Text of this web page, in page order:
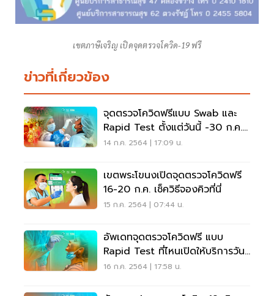
เขตภาษีเจริญ เปิดจุดตรวจโควิด-19 ฟรี
ข่าวที่เกี่ยวข้อง
จุดตรวจโควิดฟรีแบบ Swab และ
Rapid Test ตั้งแต่วันนี้ -30 ก.ค.
มีที่ไหนบ้าง
14 ก.ค. 2564 | 17:09 น.
เขตพระโขนงเปิดจุดตรวจโควิดฟรี
16-20 ก.ค. เช็ควิธีจองคิวที่นี่
15 ก.ค. 2564 | 07:44 น.
อัพเดทจุดตรวจโควิดฟรี แบบ
Rapid Test ที่ไหนเปิดให้บริการวัน
หยุด เช็คที่นี่
16 ก.ค. 2564 | 17:58 น.